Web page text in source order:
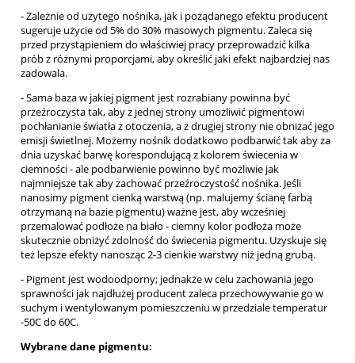
- Zależnie od użytego nośnika, jak i pożądanego efektu producent
sugeruje użycie od 5% do 30% masowych pigmentu. Zaleca się
przed przystąpieniem do właściwiej pracy przeprowadzić kilka
prób z różnymi proporcjami, aby określić jaki efekt najbardziej nas
zadowala.
- Sama baza w jakiej pigment jest rozrabiany powinna być
przeźroczysta tak, aby z jednej strony umożliwić pigmentowi
pochłanianie światła z otoczenia, a z drugiej strony nie obniżać jego
emisji świetlnej. Możemy nośnik dodatkowo podbarwić tak aby za
dnia uzyskać barwę korespondującą z kolorem świecenia w
ciemności - ale podbarwienie powinno być możliwie jak
najmniejsze tak aby zachować przeźroczystość nośnika. Jeśli
nanosimy pigment cienką warstwą (np. malujemy ścianę farbą
otrzymaną na bazie pigmentu) ważne jest, aby wcześniej
przemalować podłoże na biało - ciemny kolor podłoża może
skutecznie obniżyć zdolność do świecenia pigmentu. Uzyskuje się
też lepsze efekty nanosząc 2-3 cienkie warstwy niż jedną grubą.
- Pigment jest wodoodporny; jednakże w celu zachowania jego
sprawności jak najdłużej producent zaleca przechowywanie go w
suchym i wentylowanym pomieszczeniu w przedziale temperatur
-50C do 60C.
Wybrane dane pigmentu: